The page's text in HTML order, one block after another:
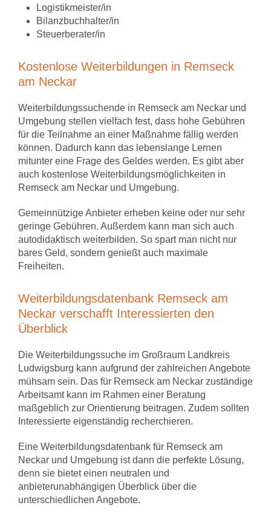
Logistikmeister/in
Bilanzbuchhalter/in
Steuerberater/in
Kostenlose Weiterbildungen in Remseck
am Neckar
Weiterbildungssuchende in Remseck am Neckar und
Umgebung stellen vielfach fest, dass hohe Gebühren
für die Teilnahme an einer Maßnahme fällig werden
können. Dadurch kann das lebenslange Lernen
mitunter eine Frage des Geldes werden. Es gibt aber
auch kostenlose Weiterbildungsmöglichkeiten in
Remseck am Neckar und Umgebung.
Gemeinnützige Anbieter erheben keine oder nur sehr
geringe Gebühren. Außerdem kann man sich auch
autodidaktisch weiterbilden. So spart man nicht nur
bares Geld, sondern genießt auch maximale
Freiheiten.
Weiterbildungsdatenbank Remseck am
Neckar verschafft Interessierten den
Überblick
Die Weiterbildungssuche im Großraum Landkreis
Ludwigsburg kann aufgrund der zahlreichen Angebote
mühsam sein. Das für Remseck am Neckar zuständige
Arbeitsamt kann im Rahmen einer Beratung
maßgeblich zur Orientierung beitragen. Zudem sollten
Interessierte eigenständig recherchieren.
Eine Weiterbildungsdatenbank für Remseck am
Neckar und Umgebung ist dann die perfekte Lösung,
denn sie bietet einen neutralen und
anbieterunabhängigen Überblick über die
unterschiedlichen Angebote.